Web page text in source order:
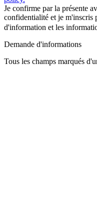
Je confirme par la présente
confidentialité et je m'inscris
d'information et les
Demande d'informations
Tous les champs marqués